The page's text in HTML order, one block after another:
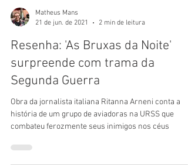
21 de jun. de 2021
2 min de leitura
Resenha: 'As Bruxas da Noite'
surpreende com trama da
Segunda Guerra
Obra da jornalista italiana Ritanna Arneni conta a